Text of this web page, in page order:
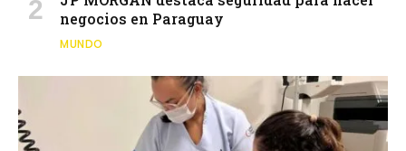
negocios en Paraguay
MUNDO